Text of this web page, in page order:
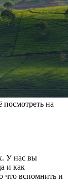
на
У нас вы
и как
что вспомнить и